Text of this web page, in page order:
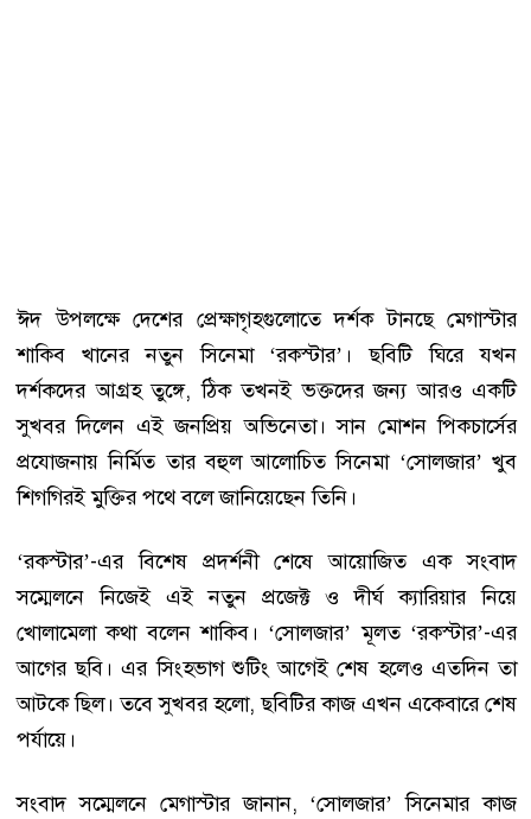
ঈদ উপলক্ষে দেশের প্রেক্ষাগৃহগুলোতে দর্শক টানছে মেগাস্টার
শাকিব খানের নতুন সিনেমা ‘রকস্টার’। ছবিটি ঘিরে যখন
দর্শকদের আগ্রহ তুঙ্গে, ঠিক তখনই ভক্তদের জন্য আরও একটি
সুখবর দিলেন এই জনপ্রিয় অভিনেতা। সান মোশন পিকচার্সের
প্রযোজনায় নির্মিত তার বহুল আলোচিত সিনেমা ‘সোলজার’ খুব
শিগগিরই মুক্তির পথে বলে জানিয়েছেন তিনি।
‘রকস্টার’-এর বিশেষ প্রদর্শনী শেষে আয়োজিত এক সংবাদ
সম্মেলনে নিজেই এই নতুন প্রজেক্ট ও দীর্ঘ ক্যারিয়ার নিয়ে
খোলামেলা কথা বলেন শাকিব। ‘সোলজার’ মূলত ‘রকস্টার’-এর
আগের ছবি। এর সিংহভাগ শুটিং আগেই শেষ হলেও এতদিন তা
আটকে ছিল। তবে সুখবর হলো, ছবিটির কাজ এখন একেবারে শেষ
পর্যায়ে।
সংবাদ সম্মেলনে মেগাস্টার জানান, ‘সোলজার’ সিনেমার কাজ